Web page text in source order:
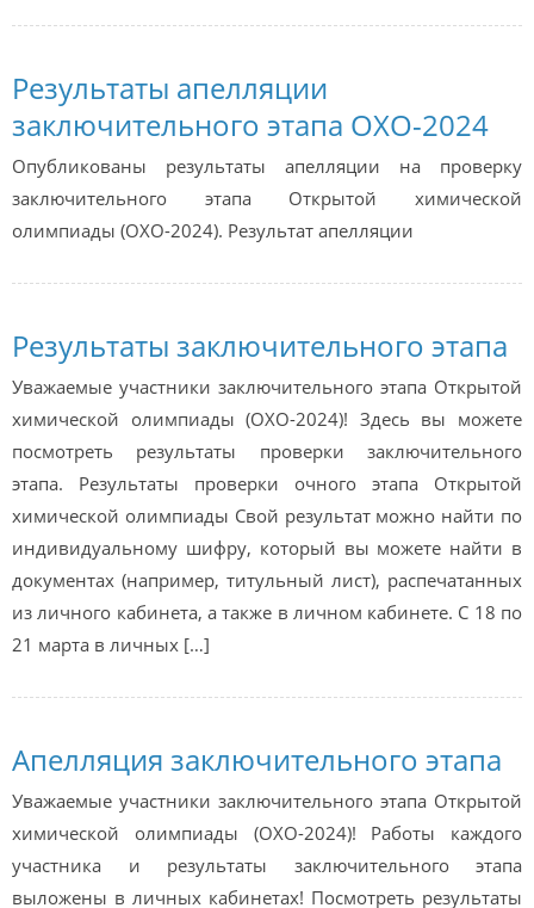
Результаты апелляции
заключительного этапа ОХО-2024
Опубликованы результаты апелляции на проверку
заключительного этапа Открытой химической
олимпиады (ОХО-2024). Результат апелляции
Результаты заключительного этапа
Уважаемые участники заключительного этапа Открытой
химической олимпиады (ОХО-2024)! Здесь вы можете
посмотреть результаты проверки заключительного
этапа. Результаты проверки очного этапа Открытой
химической олимпиады Свой результат можно найти по
индивидуальному шифру, который вы можете найти в
документах (например, титульный лист), распечатанных
из личного кабинета, а также в личном кабинете. С 18 по
21 марта в личных […]
Апелляция заключительного этапа
Уважаемые участники заключительного этапа Открытой
химической олимпиады (ОХО-2024)! Работы каждого
участника и результаты заключительного этапа
выложены в личных кабинетах! Посмотреть результаты